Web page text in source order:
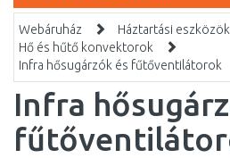
Webáruház
Háztartási eszközök
Hő és hűtő konvektorok
Infra hősugárzók és fűtőventilátorok
Infra